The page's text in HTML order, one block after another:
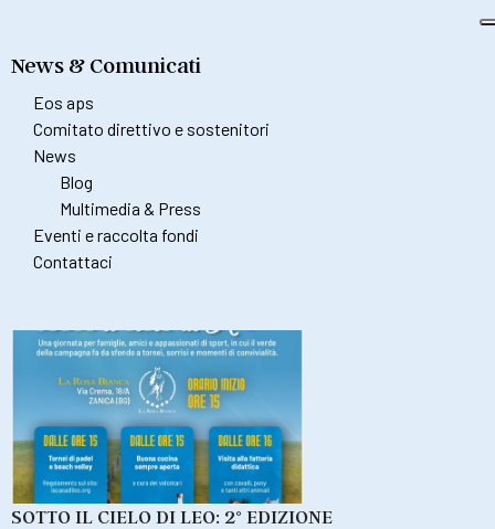
News & Comunicati
Eos aps
Comitato direttivo e sostenitori
News
Blog
Multimedia & Press
Eventi e raccolta fondi
Contattaci
SOTTO IL CIELO DI LEO: 2° EDIZIONE